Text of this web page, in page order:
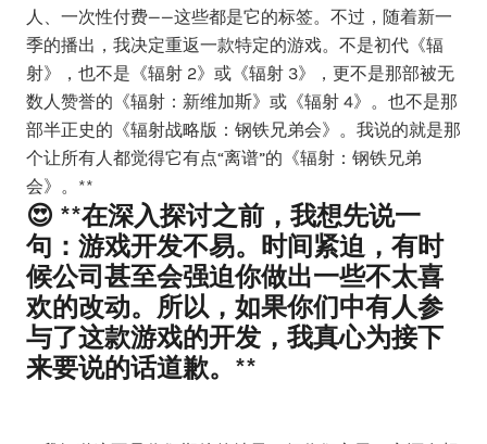
人、一次性付费——这些都是它的标签。不过，随着新一
季的播出，我决定重返一款特定的游戏。不是初代《辐
射》，也不是《辐射 2》或《辐射 3》，更不是那部被无
数人赞誉的《辐射：新维加斯》或《辐射 4》。也不是那
部半正史的《辐射战略版：钢铁兄弟会》。我说的就是那
个让所有人都觉得它有点“离谱”的《辐射：钢铁兄弟
会》。**
😍 **在深入探讨之前，我想先说一
句：游戏开发不易。时间紧迫，有时
候公司甚至会强迫你做出一些不太喜
欢的改动。所以，如果你们中有人参
与了这款游戏的开发，我真心为接下
来要说的话道歉。**